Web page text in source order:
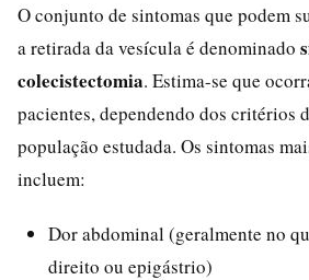
O conjunto de sintomas que podem
a retirada da vesícula é denominado
colecistectomia. Estima-se que
pacientes, dependendo dos critérios
população estudada. Os sintomas
incluem:
Dor abdominal (geralmente no
direito ou epigástrio)